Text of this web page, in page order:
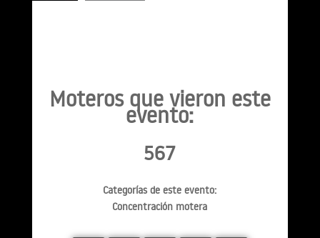
Moteros que vieron este
evento:
567
Categorías de este evento:
Concentración motera